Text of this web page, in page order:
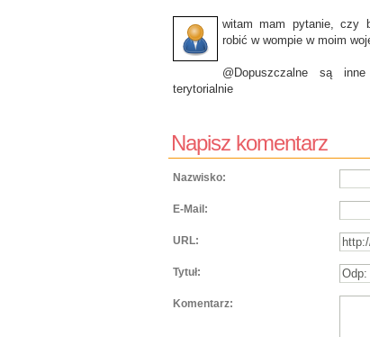
witam mam pytanie, czy
robić w wompie w moim
@Dopuszczalne są
terytorialnie
Napisz komentarz
Nazwisko:
E-Mail:
URL:
Tytuł:
Komentarz: